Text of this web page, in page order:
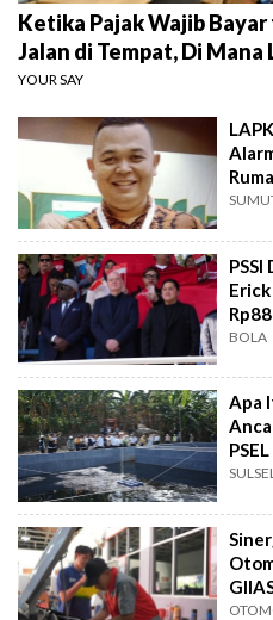
Ketika Pajak Wajib
Jalan di Tempat, Di
YOUR SAY
BOLA
Apa